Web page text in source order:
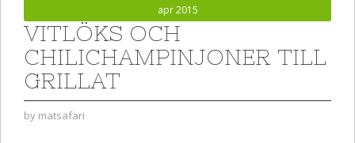
apr 2015
VITLÖKS OCH
CHILICHAMPINJONER TILL
GRILLAT
by matsafari